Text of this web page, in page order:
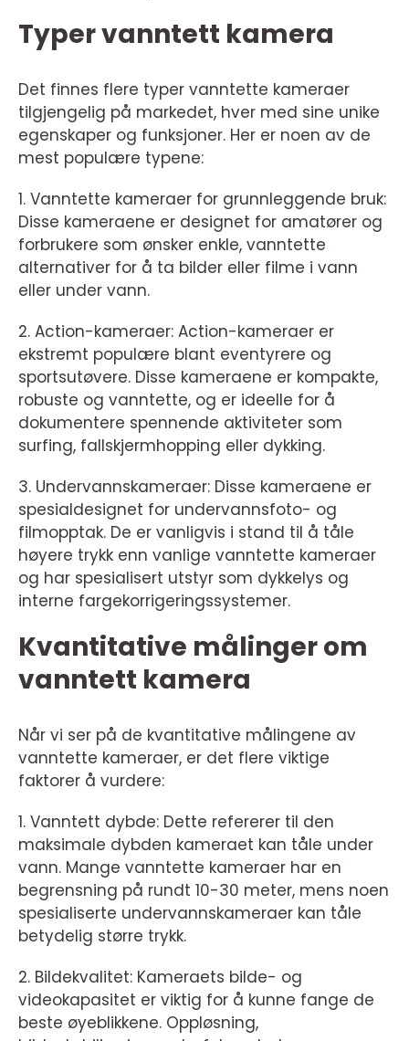
Typer vanntett kamera
Det finnes flere typer vanntette kameraer
tilgjengelig på markedet, hver med sine unike
egenskaper og funksjoner. Her er noen av de
mest populære typene:
1. Vanntette kameraer for grunnleggende bruk:
Disse kameraene er designet for amatører og
forbrukere som ønsker enkle, vanntette
alternativer for å ta bilder eller filme i vann
eller under vann.
2. Action-kameraer: Action-kameraer er
ekstremt populære blant eventyrere og
sportsutøvere. Disse kameraene er kompakte,
robuste og vanntette, og er ideelle for å
dokumentere spennende aktiviteter som
surfing, fallskjermhopping eller dykking.
3. Undervannskameraer: Disse kameraene er
spesialdesignet for undervannsfoto- og
filmopptak. De er vanligvis i stand til å tåle
høyere trykk enn vanlige vanntette kameraer
og har spesialisert utstyr som dykkelys og
interne fargekorrigeringssystemer.
Kvantitative målinger om
vanntett kamera
Når vi ser på de kvantitative målingene av
vanntette kameraer, er det flere viktige
faktorer å vurdere:
1. Vanntett dybde: Dette refererer til den
maksimale dybden kameraet kan tåle under
vann. Mange vanntette kameraer har en
begrensning på rundt 10-30 meter, mens noen
spesialiserte undervannskameraer kan tåle
betydelig større trykk.
2. Bildekvalitet: Kameraets bilde- og
videokapasitet er viktig for å kunne fange de
beste øyeblikkene. Oppløsning,